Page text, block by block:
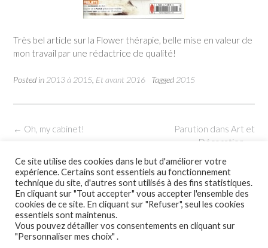
Très bel article sur la Flower thérapie, belle mise en valeur de
mon travail par une rédactrice de qualité!
Posted in 2013 à 2015 Et avant 2016 Tagged 2015
Post
Parution dans Art et
Décoration
← Oh, my cabinet!
Ce site utilise des cookies dans le but d'améliorer votre
expérience. Certains sont essentiels au fonctionnement
technique du site, d'autres sont utilisés à des fins statistiques.
En cliquant sur "Tout accepter" vous accepter l'ensemble des
cookies de ce site. En cliquant sur "Refuser", seul les cookies
essentiels sont maintenus.
Vous pouvez détailler vos consentements en cliquant sur
"Personnaliser mes choix" .